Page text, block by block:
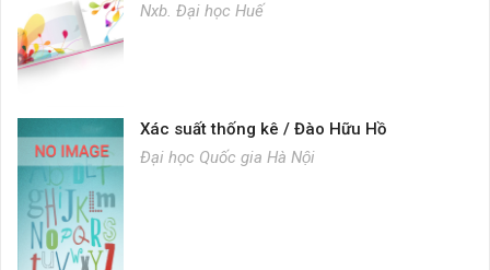
Nxb. Đại học Huế
Xác suất thống kê / Đào Hữu Hồ
Đại học Quốc gia Hà Nội